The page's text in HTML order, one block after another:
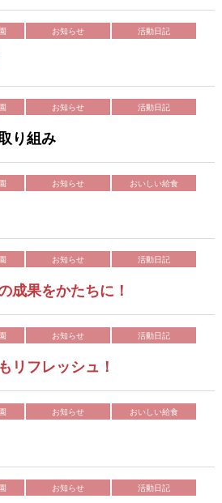
お知らせ 活動日記
お知らせ 活動日記
り組み
お知らせ おいしい給食
お知らせ 活動日記
成果をかたちに！
お知らせ 活動日記
リフレッシュ！
お知らせ おいしい給食
お知らせ 活動日記